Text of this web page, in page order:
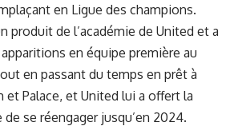
en Ligue des champions.
produit de l’académie de United et a
en équipe première au
en passant du temps en prêt à
et Palace, et United lui a offert la
de se réengager jusqu’en 2024.